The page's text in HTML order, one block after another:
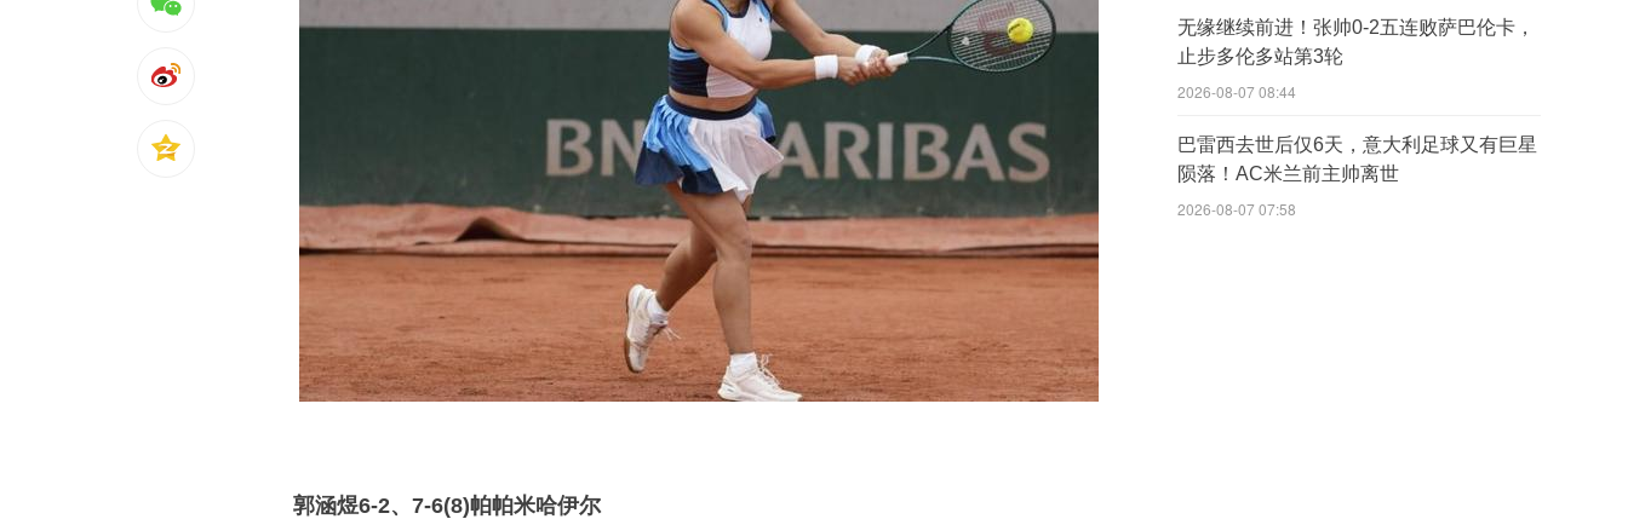
郭涵煜6-2、7-6(8)帕帕米哈伊尔
无缘继续前进！张帅0-2五连败萨巴伦卡，
止步多伦多站第3轮
2026-08-07 08:44
巴雷西去世后仅6天，意大利足球又有巨星
陨落！AC米兰前主帅离世
2026-08-07 07:58